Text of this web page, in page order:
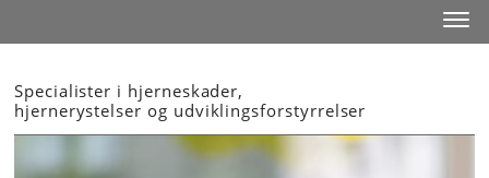
Specialister i hjerneskader,
hjernerystelser og udviklingsforstyrrelser